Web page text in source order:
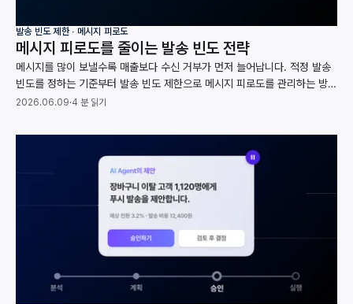
발송 빈도 제한 ∙ 메시지 피로도
메시지 피로도를 줄이는 발송 빈도 전략
메시지를 많이 보낼수록 매출보다 수신 거부가 먼저 늘어납니다. 적정 발송
빈도를 정하는 기준부터 발송 빈도 제한으로 메시지 피로도를 관리하는 방법
까지, 채널별 수신 거부 데이터와 함께 정리했습니다.
2026.06.09·4 분 읽기